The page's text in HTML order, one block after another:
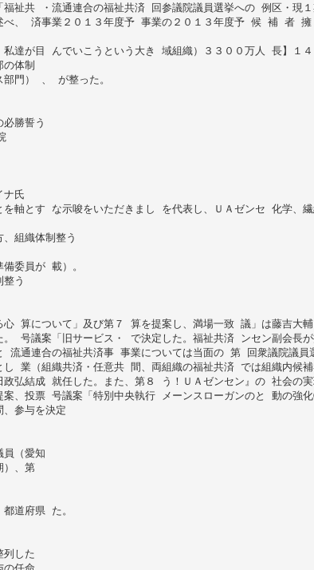
福祉共 ・流通連合の福祉共済 回参議院議員選挙への 例区・現１
べ、 済事業２０１３年度予 事業の２０１３年度予 候 補 者
私達が目 んでいこうという大き 域組織）３３００万人 長】１４
の体制
部門） 、 が整った。
勝誓う
ナ氏
を軸とす な示唆をいただきまし を代表し、ＵＡゼンセ 化学、
組織体制整う
備委員が 載）。
整う
心 算について」及び第７ 算を提案し、満場一致 議」は藤吉大
。 号議案「旧サービス・ で決定した。福祉共済 ンセン副会長
流通連合の福祉共済事 事業については当面の 第 回衆議院議員
し 業（組織共済・任意共 間、両組織の福祉共済 では組織内候
政弘結成 就任した。また、第８ う！ＵＡゼンセン』の 社会の
案、投票 号議案「特別中央執行 メーンスローガンのと 動の強
、参与を決定
員（愛知
）、第
道府県 た。
列した
の任命